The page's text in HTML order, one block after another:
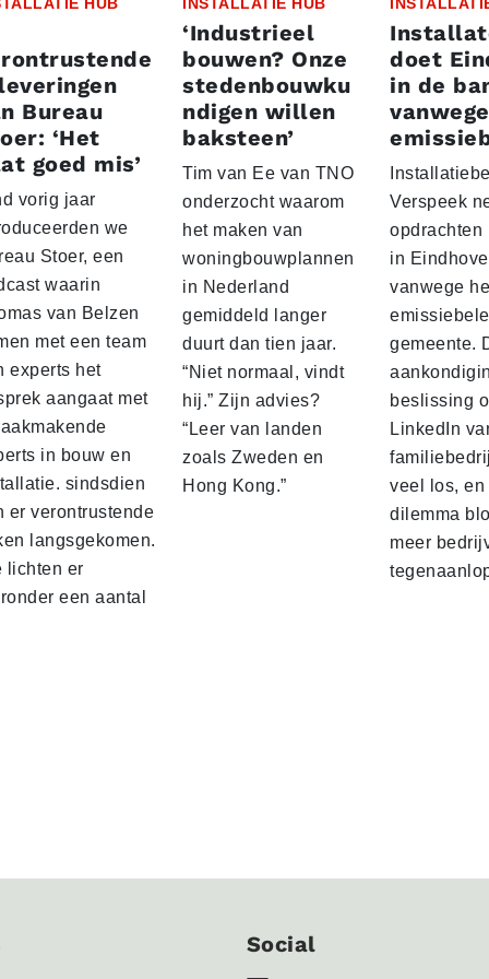
Bureau
‘Het
goed mis’
vorig jaar
we
Stoer, een
waarin
van Belzen
met een team
experts het
aangaat met
in bouw en
sindsdien
er verontrustende
langsgekomen.
lichten er
een aantal
‘Industrieel
bouwen? Onze
stedenbouwku
ndigen willen
baksteen’
Tim van Ee van TNO
onderzocht waarom
het maken van
woningbouwplannen
in Nederland
gemiddeld langer
duurt dan tien jaar.
“Niet normaal, vindt
hij.” Zijn advies?
“Leer van landen
zoals Zweden en
Hong Kong.”
doet
in de
Verspeek
opdrachten
in
vanwege
gemeente.
beslissing
LinkedIn
veel los, en
dilemma
meer
Social